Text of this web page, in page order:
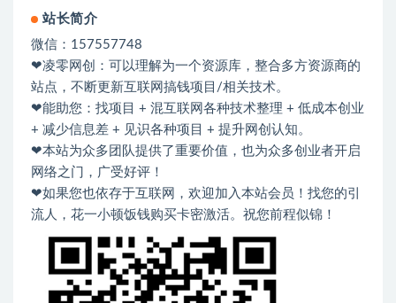
站长简介
微信：157557748
❤凌零网创：可以理解为一个资源库，整合多方资源商的
站点，不断更新互联网搞钱项目/相关技术。
❤能助您：找项目 + 混互联网各种技术整理 + 低成本创业
+ 减少信息差 + 见识各种项目 + 提升网创认知。
❤本站为众多团队提供了重要价值，也为众多创业者开启
网络之门，广受好评！
❤如果您也依存于互联网，欢迎加入本站会员！找您的引
流人，花一小顿饭钱购买卡密激活。祝您前程似锦！